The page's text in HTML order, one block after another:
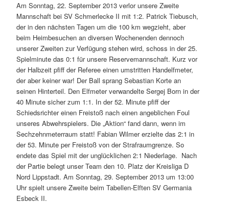
Am Sonntag, 22. September 2013 verlor unsere Zweite
Mannschaft bei SV Schmerlecke II mit 1:2. Patrick Tiebusch,
der in den nächsten Tagen um die 100 km wegzieht, aber
beim Heimbesuchen an diversen Wochenenden dennoch
unserer Zweiten zur Verfügung stehen wird, schoss in der 25.
Spielminute das 0:1 für unsere Reservemannschaft. Kurz vor
der Halbzeit pfiff der Referee einen umstritten Handelfmeter,
der aber keiner war! Der Ball sprang Sebastian Korte an
seinen Hinterteil. Den Elfmeter verwandelte Sergej Born in der
40 Minute sicher zum 1:1. In der 52. Minute pfiff der
Schiedsrichter einen Freistoß nach einen angeblichen Foul
unseres Abwehrspielers. Die „Aktion“ fand dann, wenn im
Sechzehnmeterraum statt! Fabian Wilmer erzielte das 2:1 in
der 53. Minute per Freistoß von der Strafraumgrenze. So
endete das Spiel mit der unglücklichen 2:1 Niederlage. Nach
der Partie belegt unser Team den 10. Platz der Kreisliga D
Nord Lippstadt. Am Sonntag, 29. September 2013 um 13:00
Uhr spielt unsere Zweite beim Tabellen-Elften SV Germania
Esbeck II.